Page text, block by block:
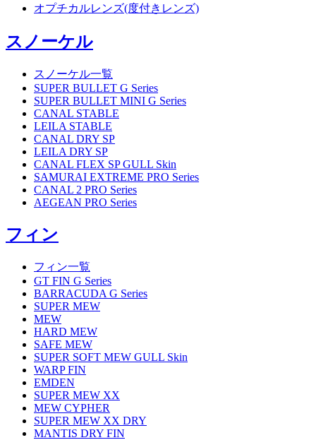
オプチカルレンズ(度付きレンズ)
スノーケル
スノーケル一覧
SUPER BULLET G Series
SUPER BULLET MINI G Series
CANAL STABLE
LEILA STABLE
CANAL DRY SP
LEILA DRY SP
CANAL FLEX SP GULL Skin
SAMURAI EXTREME PRO Series
CANAL 2 PRO Series
AEGEAN PRO Series
フィン
フィン一覧
GT FIN G Series
BARRACUDA G Series
SUPER MEW
MEW
HARD MEW
SAFE MEW
SUPER SOFT MEW GULL Skin
WARP FIN
EMDEN
SUPER MEW XX
MEW CYPHER
SUPER MEW XX DRY
MANTIS DRY FIN